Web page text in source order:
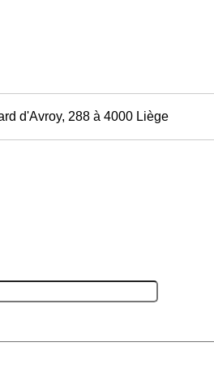
d'Avroy, 288 à 4000 Liège